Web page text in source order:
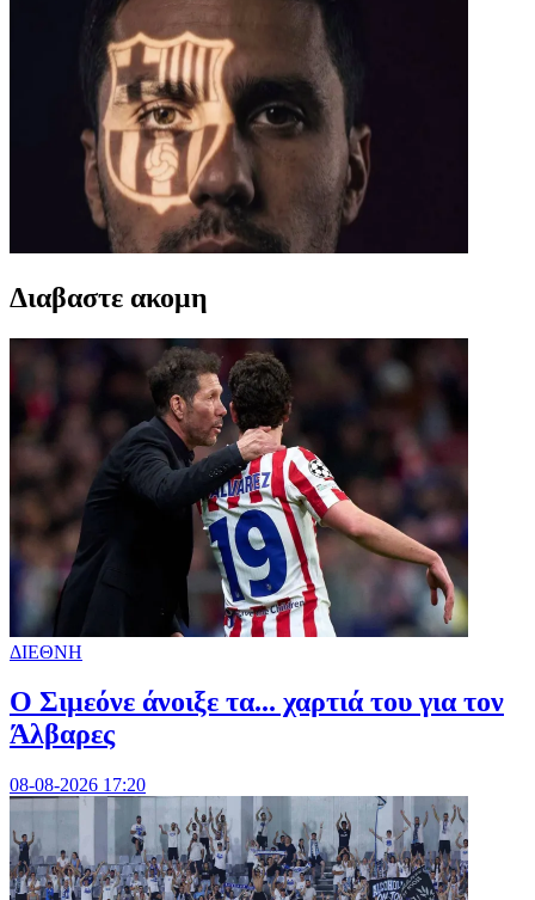
Διαβαστε ακομη
ΔΙΕΘΝΗ
Ο Σιμεόνε άνοιξε τα... χαρτιά του για τον
Άλβαρες
08-08-2026 17:20